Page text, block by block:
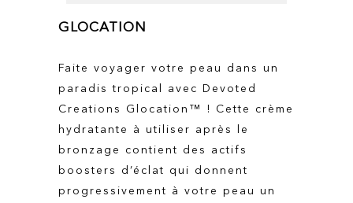
GLOCATION
Faite voyager votre peau dans un
paradis tropical avec Devoted
Creations Glocation™ ! Cette crème
hydratante à utiliser après le
bronzage contient des actifs
boosters d’éclat qui donnent
progressivement à votre peau un